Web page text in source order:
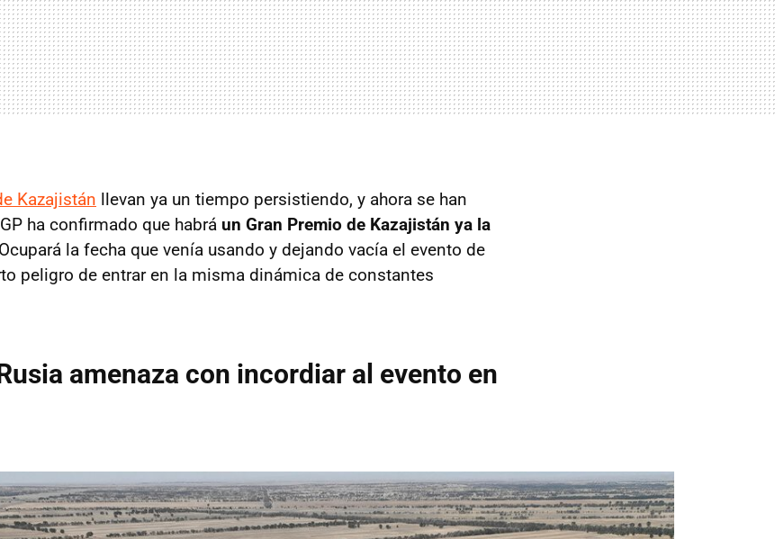
Kazajistán llevan ya un tiempo persistiendo, y ahora se han
ha confirmado que habrá un Gran Premio de Kazajistán ya la
la fecha que venía usando y dejando vacía el evento de
peligro de entrar en la misma dinámica de constantes
amenaza con incordiar al evento en